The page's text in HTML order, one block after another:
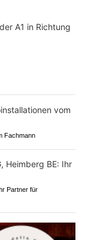
A1 in Richtung
Fachmann
Partner für